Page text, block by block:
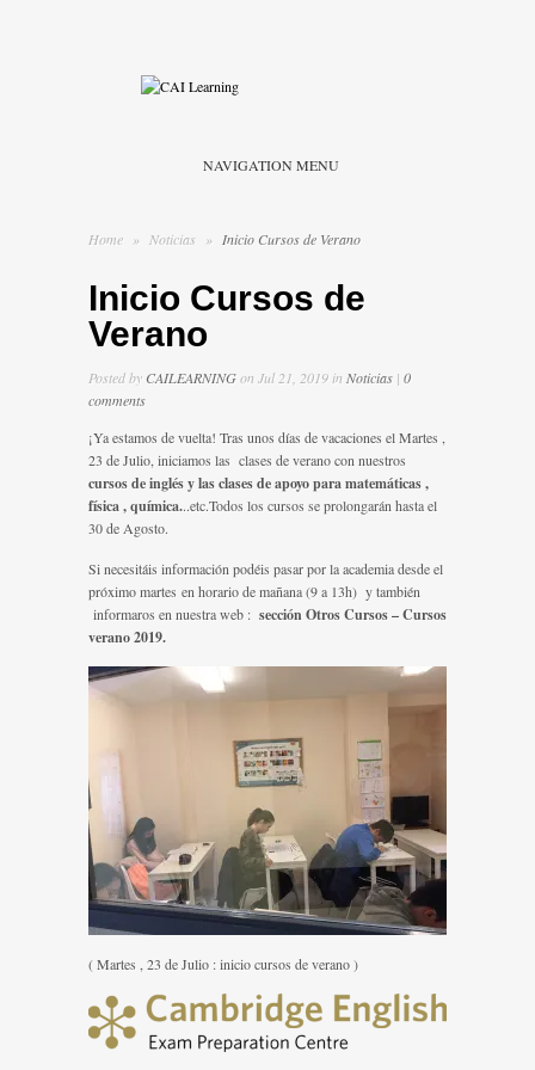
NAVIGATION MENU
Home » Noticias » Inicio Cursos de Verano
Inicio Cursos de
Verano
Posted by CAILEARNINGon Jul 21, 2019 in Noticias | 0
comments
¡Ya estamos de vuelta! Tras unos días de vacaciones el Martes ,
23 de Julio, iniciamos las clases de verano con nuestros
cursos de inglés y las clases de apoyo para matemáticas ,
física , química...etc.Todos los cursos se prolongarán hasta el
30 de Agosto.
Si necesitáis información podéis pasar por la academia desde el
próximo martes en horario de mañana (9 a 13h) y también
informaros en nuestra web : sección Otros Cursos – Cursos
verano 2019.
( Martes , 23 de Julio : inicio cursos de verano )